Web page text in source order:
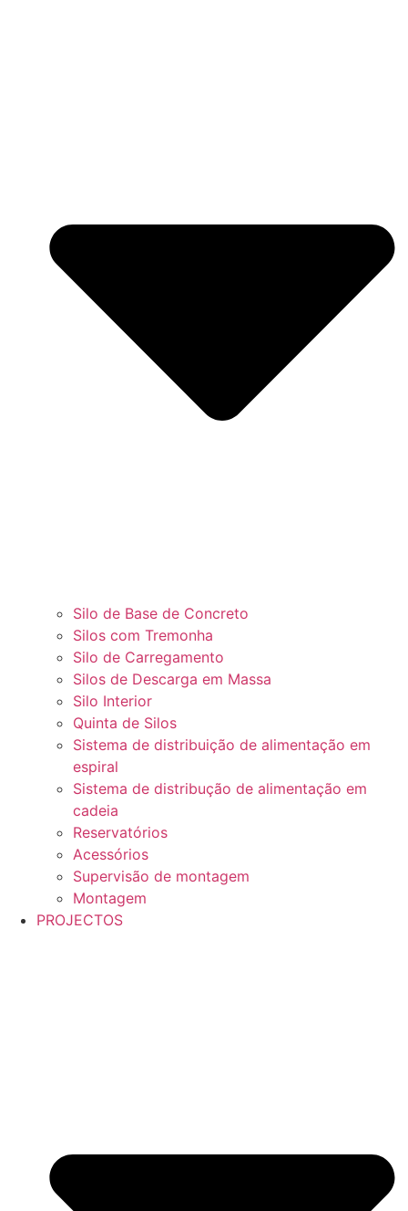
Silo de Base de Concreto
Silos com Tremonha
Silo de Carregamento
Silos de Descarga em Massa
Silo Interior
Quinta de Silos
Sistema de distribuição de alimentação em
espiral
Sistema de distribução de alimentação em
cadeia
Reservatórios
Acessórios
Supervisão de montagem
Montagem
PROJECTOS